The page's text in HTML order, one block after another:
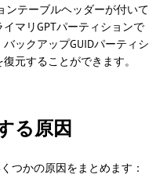
ンテーブルヘッダーが付いて
マリGPTパーティションで
ックアップGUIDパーティシ
元することができます。
る原因
つかの原因をまとめます：